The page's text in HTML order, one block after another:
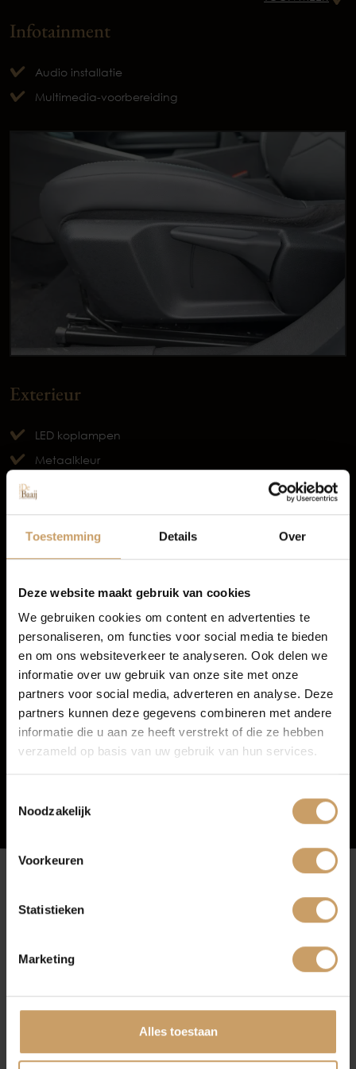
Toestemming Details Over
Deze website maakt gebruik van cookies
We gebruiken cookies om content en advertenties te
personaliseren, om functies voor social media te bieden
en om ons websiteverkeer te analyseren. Ook delen we
informatie over uw gebruik van onze site met onze
partners voor social media, adverteren en analyse. Deze
partners kunnen deze gegevens combineren met andere
informatie die u aan ze heeft verstrekt of die ze hebben
verzameld op basis van uw gebruik van hun services.
Noodzakelijk
Voorkeuren
Statistieken
Marketing
Alles toestaan
Infotainment
Audio installatie
Multimedia-voorbereiding
Exterieur
LED koplampen
Metaalkleur
Verwarmde voorruit
TOON MEER
Afleverpakketten
Basis
PAKKET
Occasions
Autolease
Financiering
Autoverzekeringen
Verkoop
Auto onderhoud
Over Autobedrijf De Baaij
Afleverpakketten